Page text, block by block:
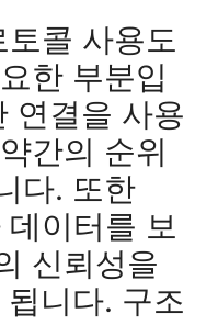
콜 사용도
한 부분입
연결을 사용
간의 순위
다. 또한
이터를 보
신뢰성을
니다. 구조